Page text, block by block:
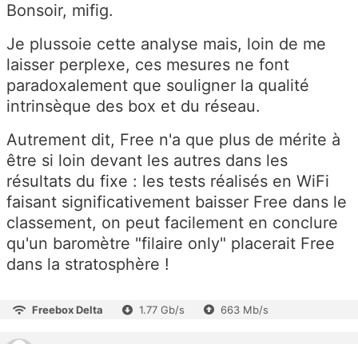
Bonsoir, mifig.
Je plussoie cette analyse mais, loin de me
laisser perplexe, ces mesures ne font
paradoxalement que souligner la qualité
intrinsèque des box et du réseau.
Autrement dit, Free n'a que plus de mérite à
être si loin devant les autres dans les
résultats du fixe : les tests réalisés en WiFi
faisant significativement baisser Free dans le
classement, on peut facilement en conclure
qu'un baromètre "filaire only" placerait Free
dans la stratosphère !
Freebox Delta 1.77 Gb/s 663 Mb/s